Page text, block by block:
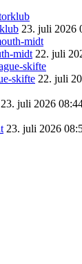
23. juli 2026
midt 22. juli
skifte 22. juli
23. juli 2026
23. juli 2026